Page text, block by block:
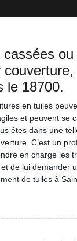
le 18700.
en tuiles
et peuvent se
êtes dans une
C’est un
en charge les
de lui demander
de tuiles à